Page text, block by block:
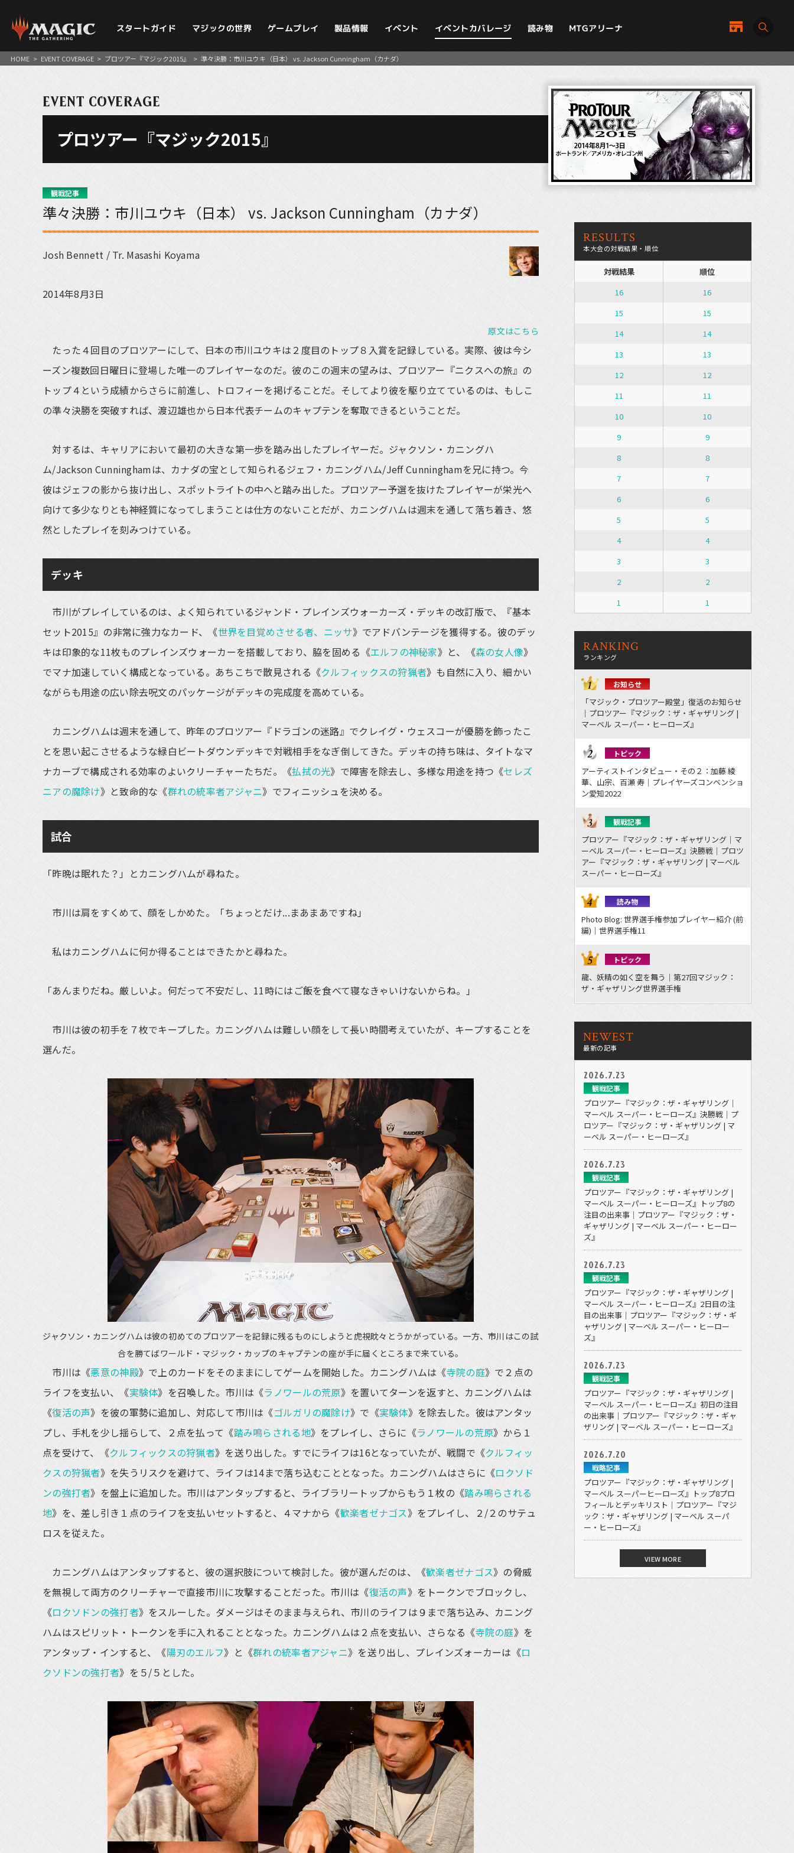
スタートガイド マジックの世界 ゲームプレイ 製品情報 イベント イベントカバレージ 読み物 MTGアリーナ
HOME > EVENT COVERAGE > プロツアー『マジック2015』 > 準々決勝：市川ユウキ（日本） vs. Jackson Cunningham（カナダ）
EVENT COVERAGE
プロツアー『マジック2015』
観戦記事
準々決勝：市川ユウキ（日本） vs. Jackson Cunningham（カナダ）
Josh Bennett / Tr. Masashi Koyama
2014年8月3日
原文はこちら
たった４回目のプロツアーにして、日本の市川ユウキは２度目のトップ８入賞を記録している。実際、彼は今シ
ーズン複数回日曜日に登場した唯一のプレイヤーなのだ。彼のこの週末の望みは、プロツアー『ニクスへの旅』の
トップ４という成績からさらに前進し、トロフィーを掲げることだ。そしてより彼を駆り立てているのは、もしこ
の準々決勝を突破すれば、渡辺雄也から日本代表チームのキャプテンを奪取できるということだ。
対するは、キャリアにおいて最初の大きな第一歩を踏み出したプレイヤーだ。ジャクソン・カニングハ
ム/Jackson Cunninghamは、カナダの宝として知られるジェフ・カニングハム/Jeff Cunninghamを兄に持つ。今
彼はジェフの影から抜け出し、スポットライトの中へと踏み出した。プロツアー予選を抜けたプレイヤーが栄光へ
向けて多少なりとも神経質になってしまうことは仕方のないことだが、カニングハムは週末を通して落ち着き、悠
然としたプレイを刻みつけている。
デッキ
市川がプレイしているのは、よく知られているジャンド・プレインズウォーカーズ・デッキの改訂版で、『基本
セット2015』の非常に強力なカード、《世界を目覚めさせる者、ニッサ》でアドバンテージを獲得する。彼のデッ
キは印象的な11枚ものプレインズウォーカーを搭載しており、脇を固める《エルフの神秘家》と、《森の女人像》
でマナ加速していく構成となっている。あちこちで散見される《クルフィックスの狩猟者》も自然に入り、細かい
ながらも用途の広い除去呪文のパッケージがデッキの完成度を高めている。
カニングハムは週末を通して、昨年のプロツアー『ドラゴンの迷路』でクレイグ・ウェスコーが優勝を飾ったこ
とを思い起こさせるような緑白ビートダウンデッキで対戦相手をなぎ倒してきた。デッキの持ち味は、タイトなマ
ナカーブで構成される効率のよいクリーチャーたちだ。《払拭の光》で障害を除去し、多様な用途を持つ《セレズ
ニアの魔除け》と致命的な《群れの統率者アジャニ》でフィニッシュを決める。
試合
「昨晩は眠れた？」とカニングハムが尋ねた。
市川は肩をすくめて、顔をしかめた。「ちょっとだけ...まあまあですね」
私はカニングハムに何か得ることはできたかと尋ねた。
「あんまりだね。厳しいよ。何だって不安だし、11時にはご飯を食べて寝なきゃいけないからね。」
市川は彼の初手を７枚でキープした。カニングハムは難しい顔をして長い時間考えていたが、キープすることを
選んだ。
ジャクソン・カニングハムは彼の初めてのプロツアーを記録に残るものにしようと虎視眈々とうかがっている。一方、市川はこの試
合を勝てばワールド・マジック・カップのキャプテンの座が手に届くところまで来ている。
市川は《悪意の神殿》で上のカードをそのままにしてゲームを開始した。カニングハムは《寺院の庭》で２点の
ライフを支払い、《実験体》を召喚した。市川は《ラノワールの荒原》を置いてターンを返すと、カニングハムは
《復活の声》を彼の軍勢に追加し、対応して市川は《ゴルガリの魔除け》で《実験体》を除去した。彼はアンタッ
プし、手札を少し揺らして、２点を払って《踏み鳴らされる地》をプレイし、さらに《ラノワールの荒原》から１
点を受けて、《クルフィックスの狩猟者》を送り出した。すでにライフは16となっていたが、戦闘で《クルフィッ
クスの狩猟者》を失うリスクを避けて、ライフは14まで落ち込むこととなった。カニングハムはさらに《ロクソド
ンの強打者》を盤上に追加した。市川はアンタップすると、ライブラリートップからもう１枚の《踏み鳴らされる
地》を、差し引き１点のライフを支払いセットすると、４マナから《歓楽者ゼナゴス》をプレイし、２/２のサテュ
ロスを従えた。
カニングハムはアンタップすると、彼の選択肢について検討した。彼が選んだのは、《歓楽者ゼナゴス》の脅威
を無視して両方のクリーチャーで直接市川に攻撃することだった。市川は《復活の声》をトークンでブロックし、
《ロクソドンの強打者》をスルーした。ダメージはそのまま与えられ、市川のライフは９まで落ち込み、カニング
ハムはスピリット・トークンを手に入れることとなった。カニングハムは２点を支払い、さらなる《寺院の庭》を
アンタップ・インすると、《陽刃のエルフ》と《群れの統率者アジャニ》を送り出し、プレインズォーカーは《ロ
クソドンの強打者》を５/５とした。
RESULTS
本大会の対戦結果・順位
対戦結果
順位
16
16
15
15
14
14
13
13
12
12
11
11
10
10
9
9
8
8
7
7
6
6
5
5
4
4
3
3
2
2
1
1
RANKING
ランキング
お知らせ
「マジック・プロツアー殿堂」復活のお知らせ
｜プロツアー『マジック：ザ・ギャザリング |
マーベル スーパー・ヒーローズ』
トピック
アーティストインタビュー・その２：加藤 綾
華、山宗、百瀬 寿｜プレイヤーズコンベンショ
ン愛知2022
観戦記事
プロツアー『マジック：ザ・ギャザリング｜マ
ーベル スーパー・ヒーローズ』決勝戦｜プロツ
アー『マジック：ザ・ギャザリング | マーベル
スーパー・ヒーローズ』
読み物
Photo Blog: 世界選手権参加プレイヤー紹介 (前
編)｜世界選手権11
トピック
龍、妖精の如く空を舞う｜第27回マジック：
ザ・ギャザリング世界選手権
NEWEST
最新の記事
2026.7.23
観戦記事
プロツアー『マジック：ザ・ギャザリング｜
マーベル スーパー・ヒーローズ』決勝戦｜プ
ロツアー『マジック：ザ・ギャザリング | マ
ーベル スーパー・ヒーローズ』
2026.7.23
観戦記事
プロツアー『マジック：ザ・ギャザリング |
マーベル スーパー・ヒーローズ』トップ8の
注目の出来事｜プロツアー『マジック：ザ・
ギャザリング | マーベル スーパー・ヒーロー
ズ』
2026.7.23
観戦記事
プロツアー『マジック：ザ・ギャザリング |
マーベル スーパー・ヒーローズ』2日目の注
目の出来事｜プロツアー『マジック：ザ・ギ
ャザリング | マーベル スーパー・ヒーロー
ズ』
2026.7.23
観戦記事
プロツアー『マジック：ザ・ギャザリング |
マーベル スーパー・ヒーローズ』初日の注目
の出来事｜プロツアー『マジック：ザ・ギャ
ザリング | マーベル スーパー・ヒーローズ』
2026.7.20
戦略記事
プロツアー『マジック：ザ・ギャザリング |
マーベル スーパーヒーローズ』トップ8プロ
フィールとデッキリスト｜プロツアー『マジ
ック：ザ・ギャザリング | マーベル スーパ
ー・ヒーローズ』
VIEW MORE